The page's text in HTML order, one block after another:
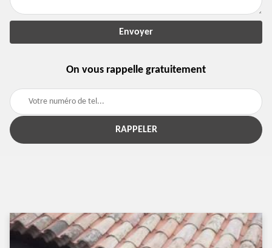
On vous rappelle gratuitement